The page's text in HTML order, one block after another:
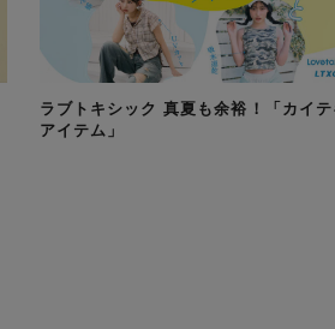
ラブトキシック 真夏も余裕！「カイテ
アイテム」